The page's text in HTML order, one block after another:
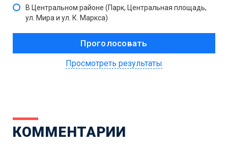
В Центральном районе (Парк, Центральная площадь,
ул. Мира и ул. К. Маркса)
Просмотреть результаты
КОММЕНТАРИИ